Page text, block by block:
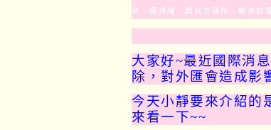
貨、選擇權、期貨交易所、期貨結
大家好~最近國際消
除，對外匯會造成影
今天小靜要來介紹的
來看一下~~